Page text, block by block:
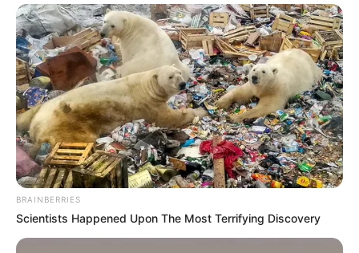
Η Ρωσία κινητοποίησε το πυρηνικό
υποβρύχιο «K-329 Belgorod» για να
δοκιμάσει την...
BRAINBERRIES
Scientists Happened Upon The Most Terrifying Discovery